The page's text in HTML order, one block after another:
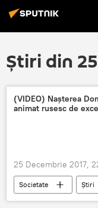
Știri din
(VIDEO) Nașterea
animat rusesc de
25 Decembrie 2017,
Societate Știri
Religie
Rusia